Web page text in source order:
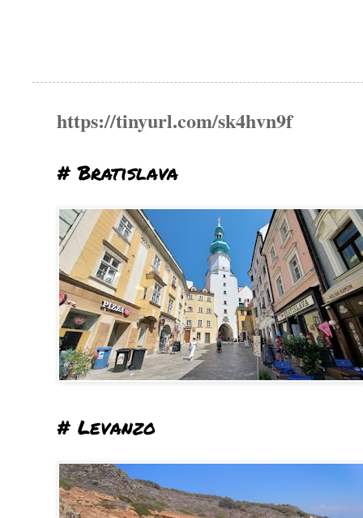
https://tinyurl.com/sk4hvn9f
# Bratislava
# Levanzo